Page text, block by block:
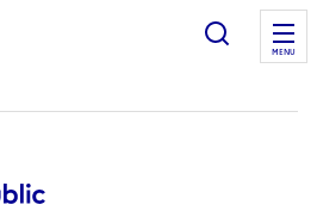
MENU